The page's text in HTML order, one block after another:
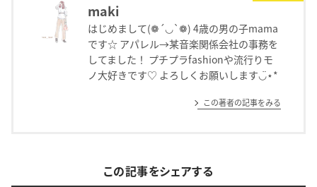
maki
はじめまして(❁´◡`❁) 4歳の男の子mama
です☆ アパレル→某音楽関係会社の事務を
してました！ プチプラfashionや流行りモ
ノ大好きです♡ よろしくお願いします◡̈⋆*
この著者の記事をみる
この記事をシェアする